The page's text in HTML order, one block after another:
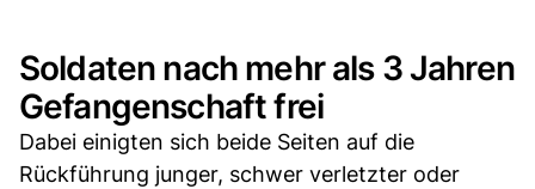
Soldaten nach mehr als 3 Jahren
Gefangenschaft frei
Dabei einigten sich beide Seiten auf die
Rückführung junger, schwer verletzter oder